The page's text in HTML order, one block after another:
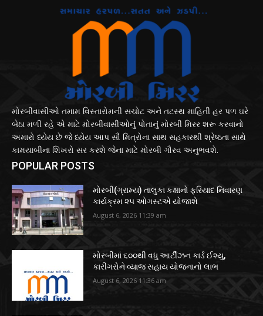
મોરબીવાસીઓ તમામ વિસ્તારોમની સચોટ અને તટસ્થ માહિતી હર પળ ઘરે
બેઠા મળી રહે એ માટે મોરબીવાસીઓનું પોતાનું મોરબી મિરર શરૂ કરવાનો
અમારો ધ્યેય છે જે ધ્યેય આપ સૌ મિત્રોના સાથ સહકારથી શ્રેષ્ઠતા સાથે
કામયાબીના શિખરો સર કરશે જેના માટે મોરબી ગૌરવ અનુભવશે.
POPULAR POSTS
મોરબી(ગ્રામ્ય) તાલુકા કક્ષાનો ફરિયાદ નિવારણ
કાર્યક્રમ ૨૫ ઓગસ્ટએ યોજાશે
August 6, 2026 11:39 am
મોરબીમાં ૬૦૦થી વધુ આર્ટીઝન કાર્ડ ઈશ્યુ,
કારીગરોને વ્યાજ સહાય યોજનાનો લાભ
August 6, 2026 11:36 am